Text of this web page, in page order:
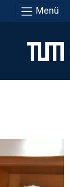
Menü